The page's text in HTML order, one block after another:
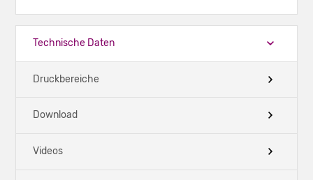
Technische Daten
Druckbereiche
Download
Videos